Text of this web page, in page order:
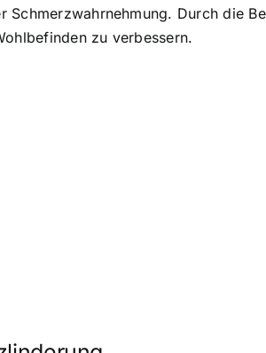
Durch die
zu verbessern.